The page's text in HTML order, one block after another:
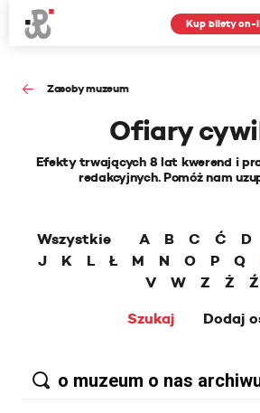
Kup bilety on-
Zasoby muzeum
Ofiary
Efekty trwających 8 lat kwerend i
redakcyjnych. Pomóż nam
Wszystkie A B C Ć D
J
K L Ł M N O P Q
V
W Z Ż
Ź
Szukaj
Dodaj